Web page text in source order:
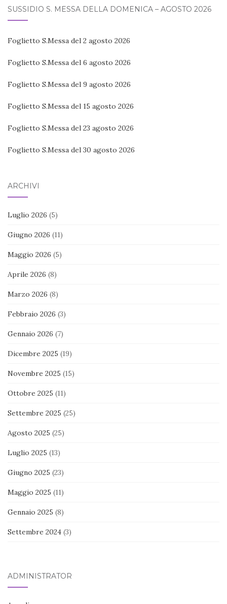
SUSSIDIO S. MESSA DELLA DOMENICA – AGOSTO 2026
Foglietto S.Messa del 2 agosto 2026
Foglietto S.Messa del 6 agosto 2026
Foglietto S.Messa del 9 agosto 2026
Foglietto S.Messa del 15 agosto 2026
Foglietto S.Messa del 23 agosto 2026
Foglietto S.Messa del 30 agosto 2026
ARCHIVI
Luglio 2026 (5)
Giugno 2026 (11)
Maggio 2026 (5)
Aprile 2026 (8)
Marzo 2026 (8)
Febbraio 2026 (3)
Gennaio 2026 (7)
Dicembre 2025 (19)
Novembre 2025 (15)
Ottobre 2025 (11)
Settembre 2025 (25)
Agosto 2025 (25)
Luglio 2025 (13)
Giugno 2025 (23)
Maggio 2025 (11)
Gennaio 2025 (8)
Settembre 2024 (3)
ADMINISTRATOR